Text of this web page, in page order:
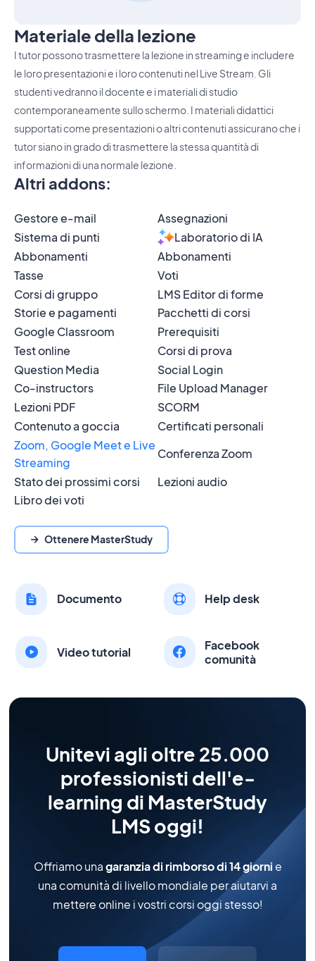
Altri addons:
Gestore e-mail
Assegnazioni
Sistema di punti
Laboratorio di IA
Abbonamenti
Abbonamenti
Tasse
Voti
Corsi di gruppo
LMS Editor di forme
Storie e pagamenti
Pacchetti di corsi
Google Classroom
Prerequisiti
Test online
Corsi di prova
Question Media
Social Login
Co-instructors
File Upload Manager
Lezioni PDF
SCORM
Contenuto a goccia
Certificati personali
Zoom, Google Meet e Live
Streaming
Conferenza Zoom
Stato dei prossimi corsi
Lezioni audio
Libro dei voti
Ottenere MasterStudy
Materiale della lezione
I tutor possono trasmettere la lezione in streaming e includere
le loro presentazioni e i loro contenuti nel Live Stream. Gli
studenti vedranno il docente e i materiali di studio
contemporaneamente sullo schermo. I materiali didattici
supportati come presentazioni o altri contenuti assicurano che i
tutor siano in grado di trasmettere la stessa quantità di
informazioni di una normale lezione.
Documento Help desk
Video tutorial
Facebook
comunità
Unitevi agli oltre 25.000
professionisti dell'e-
learning di MasterStudy
LMS oggi!
Offriamo unagaranzia di rimborso di 14 giorni e
una comunità di livello mondiale per aiutarvi a
mettere online i vostri corsi oggi stesso!